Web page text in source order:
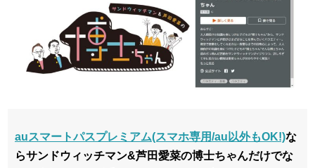
auスマートパスプレミアム(スマホ専用/au以外もOK!)な
らサンドウィッチマン&芦田愛菜の博士ちゃんだけでな